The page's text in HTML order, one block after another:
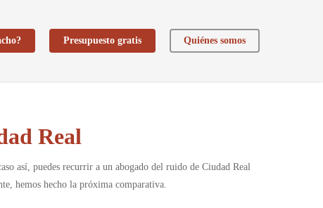
Presupuesto gratis Quiénes somos
Real
así, puedes recurrir a un abogado del ruido de Ciudad Real
hemos hecho la próxima comparativa.